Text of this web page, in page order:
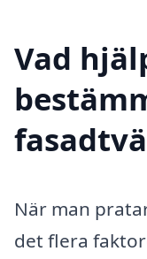
Vad
När man
det flera